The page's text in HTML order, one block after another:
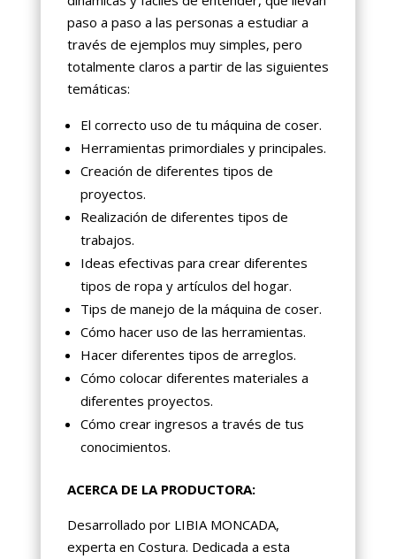
paso a paso a las personas a estudiar a
través de ejemplos muy simples, pero
totalmente claros a partir de las siguientes
temáticas:
El correcto uso de tu máquina de coser.
Herramientas primordiales y principales.
Creación de diferentes tipos de
proyectos.
Realización de diferentes tipos de
trabajos.
Ideas efectivas para crear diferentes
tipos de ropa y artículos del hogar.
Tips de manejo de la máquina de coser.
Cómo hacer uso de las herramientas.
Hacer diferentes tipos de arreglos.
Cómo colocar diferentes materiales a
diferentes proyectos.
Cómo crear ingresos a través de tus
conocimientos.
ACERCA DE LA PRODUCTORA:
Desarrollado por LIBIA MONCADA,
experta en Costura. Dedicada a esta